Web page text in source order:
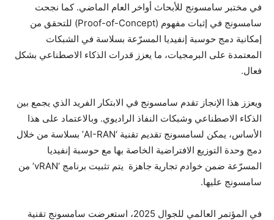
في مختبر سامسونج للأبحاث أواخر العام الماضي. كما نجحت
سامسونج في إثبات مفهوم (Proof-of-Concept) للتحقق من
إمكانية دمج حوسبة إنفيديا المسرّعة بسلاسة في الشبكات
المعتمدة على البرمجيات، ما يعزز قدرات الذكاء الاصطناعي بشكل
فعال.
ويعزز هذا الإنجاز تقدم سامسونج في الابتكار الفريد الذي يجمع بين
الذكاء الاصطناعي وشبكات النفاذ الراديوي. وبالاعتماد على هذا
الأساس، يمكن لسامسونج تقديم تقنية ‘AI-RAN’ بسلاسة من خلال
دمج وحدة التوزيع الافتراضية الخاصة بها مع حوسبة إنفيديا
المسرّعة ضمن خوادم تجارية جاهزة يتم تثبيت برنامج ‘vRAN’ من
سامسونج عليها.
في المؤتمر العالمي للجوال 2025، استعرضت سامسونج تقنية